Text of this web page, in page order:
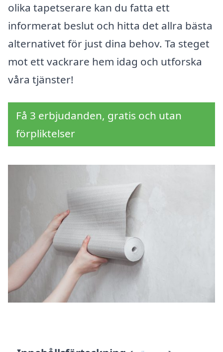
olika tapetserare kan du fatta ett
informerat beslut och hitta det allra bästa
alternativet för just dina behov. Ta steget
mot ett vackrare hem idag och utforska
våra tjänster!
Få 3 erbjudanden, gratis och utan
förpliktelser